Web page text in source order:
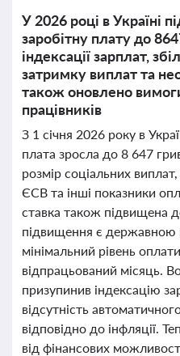
У 2026 році в Україні
заробітну плату до
індексації зарплат,
затримку виплат та
також оновлено
працівників
З 1 січня 2026 року в
плата зросла до 8 647
розмір соціальних
ЄСВ та інші показники
ставка також підвищена
підвищення є державною
мінімальний рівень
відпрацьований місяць.
призупинив індексацію
відсутність
відповідно до інфляції.
від фінансових